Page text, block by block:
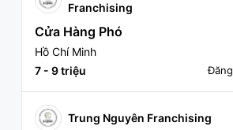
Franchising
Cửa Hàng Phó
Hồ Chí Minh
7 - 9 triệu
Đăng
Trung Nguyên Franchising